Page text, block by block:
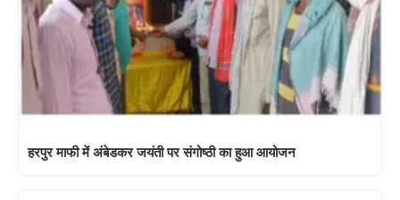
हरपुर माफी में अंबेडकर जयंती पर संगोष्ठी का हुआ आयोजन